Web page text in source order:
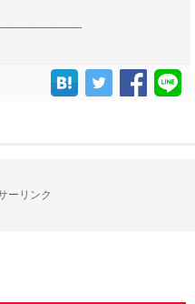
ーリンク